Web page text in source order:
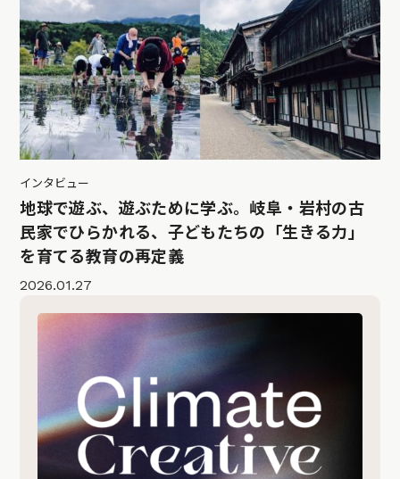
インタビュー
地球で遊ぶ、遊ぶために学ぶ。岐阜・岩村の古
民家でひらかれる、子どもたちの「生きる力」
を育てる教育の再定義
2026.01.27